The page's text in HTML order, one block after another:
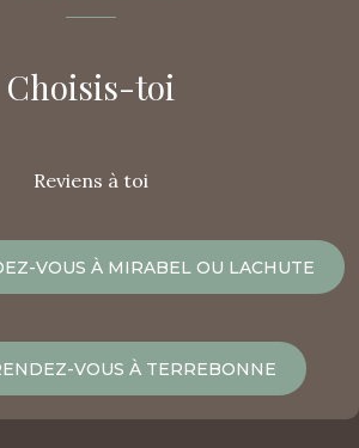
Choisis-toi
Reviens à toi
VOUS À MIRABEL OU LACHUTE
VOUS À TERREBONNE